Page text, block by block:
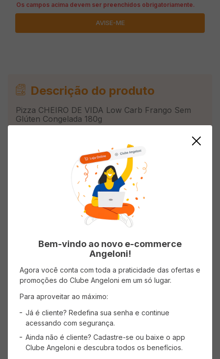
Descrição do produto
Pizza CHEIRO DE VIDA Low Carb Frango Sem
Glúten Congelada 180g
Informações do Produto
Nacional
Avaliações
Carregando…
Mais recentes Todos
Carregando avaliações…
Bem-vindo ao novo e-commerce
Angeloni!
Agora você conta com toda a praticidade das ofertas e
promoções do Clube Angeloni em um só lugar.
Para aproveitar ao máximo:
Já é cliente? Redefina sua senha e continue
acessando com segurança.
Ainda não é cliente? Cadastre-se ou baixe o app
Clube Angeloni e descubra todos os benefícios.